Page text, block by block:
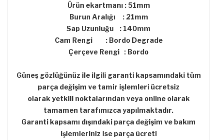
Ürün ekartmanı : 51mm
Burun Aralığı : 21mm
Sap Uzunluğu : 140mm
Cam Rengi : Bordo Degrade
Çerçeve Rengi : Bordo
Güneş gözlüğünüz ile ilgili garanti kapsamındaki tüm
parça değişim ve tamir işlemleri ücretsiz
olarak yetkili noktalarından veya online olarak
tamamen tarafımızca yapılmaktadır.
Garanti kapsamı dışındaki parça değişim ve bakım
işlemleriniz ise parça ücreti